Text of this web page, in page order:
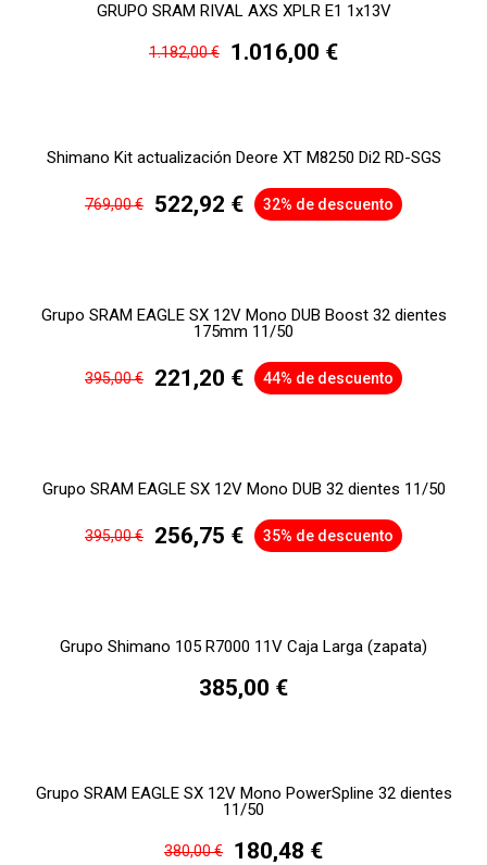
GRUPO SRAM RIVAL AXS XPLR E1 1x13V
1.182,00 € 1.016,00 €
Shimano Kit actualización Deore XT M8250 Di2 RD-SGS
769,00 € 522,92 € 32% de descuento
Grupo SRAM EAGLE SX 12V Mono DUB Boost 32 dientes
175mm 11/50
395,00 € 221,20 € 44% de descuento
Grupo SRAM EAGLE SX 12V Mono DUB 32 dientes 11/50
395,00 € 256,75 € 35% de descuento
Grupo Shimano 105 R7000 11V Caja Larga (zapata)
385,00 €
Grupo SRAM EAGLE SX 12V Mono PowerSpline 32 dientes
11/50
380,00 € 180,48 €